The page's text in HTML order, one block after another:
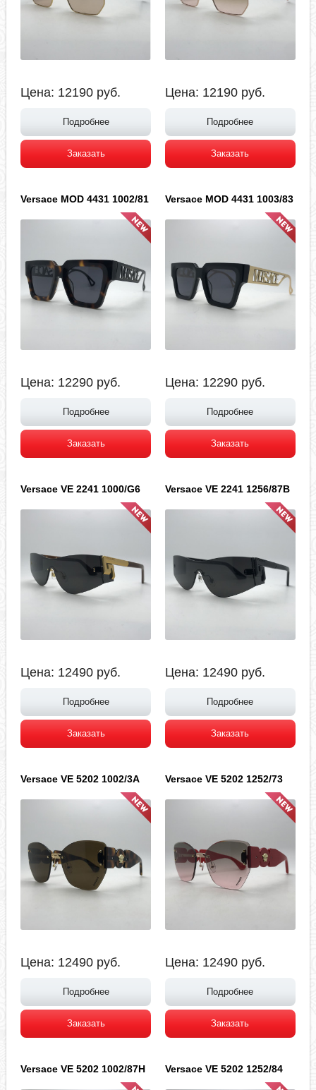
Цена: 12190 руб.
Подробнее
Заказать
Цена: 12190 руб.
Подробнее
Заказать
Versace MOD 4431 1002/81
Цена: 12290 руб.
Подробнее
Заказать
Versace MOD 4431 1003/83
Цена: 12290 руб.
Подробнее
Заказать
Versace VE 2241 1000/G6
Цена: 12490 руб.
Подробнее
Заказать
Versace VE 2241 1256/87B
Цена: 12490 руб.
Подробнее
Заказать
Versace VE 5202 1002/3A
Цена: 12490 руб.
Подробнее
Заказать
Versace VE 5202 1252/73
Цена: 12490 руб.
Подробнее
Заказать
Versace VE 5202 1002/87H Versace VE 5202 1252/84